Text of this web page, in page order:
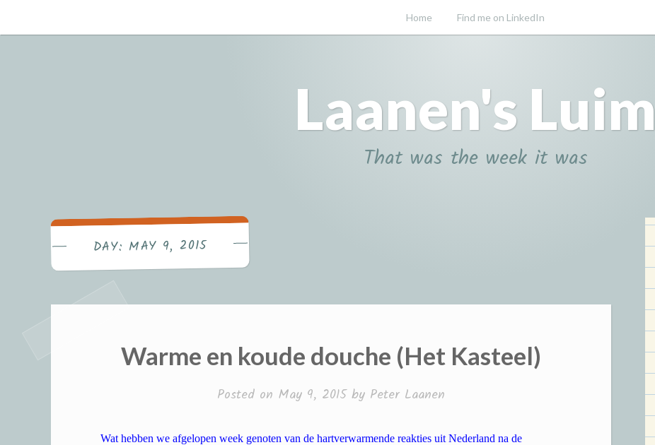
to
Home Find me on LinkedIn
Laanen's Luim
That was the week it was
DAY: MAY 9, 2015
Warme en koude douche (Het Kasteel)
Posted on May 9, 2015by Peter Laanen
Wat hebben we afgelopen week genoten van de hartverwarmende reakties uit Nederland na de